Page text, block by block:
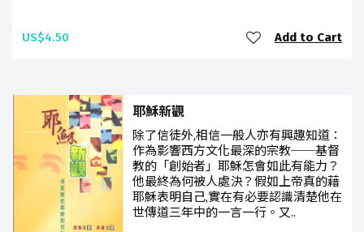
US$4.50 Add to Cart
耶穌新觀
除了信徒外,相信一般人亦有興趣知道：
作為影響西方文化最深的宗教──基督
教的「創始者」耶穌怎會如此有能力？
他最終為何被人處決？假如上帝真的藉
耶穌表明自己,實在有必要認識清楚他在
世傳道三年中的一言一行。又..